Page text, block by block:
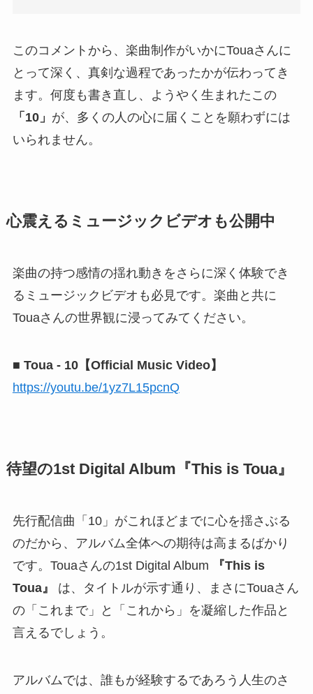
このコメントから、楽曲制作がいかにTouaさんに
とって深く、真剣な過程であったかが伝わってき
ます。何度も書き直し、ようやく生まれたこの
「10」 が、多くの人の心に届くことを願わずには
いられません。
心震えるミュージックビデオも公開中
楽曲の持つ感情の揺れ動きをさらに深く体験でき
るミュージックビデオも必見です。楽曲と共に
Touaさんの世界観に浸ってみてください。
■ Toua - 10【Official Music Video】
https://youtu.be/1yz7L15pcnQ
待望の1st Digital Album『This is Toua』
先行配信曲「10」がこれほどまでに心を揺さぶる
のだから、アルバム全体への期待は高まるばかり
です。Touaさんの1st Digital Album
『This is
Toua』
は、タイトルが示す通り、まさにTouaさん
の「これまで」と「これから」を凝縮した作品と
言えるでしょう。
アルバムでは、誰もが経験するであろう人生のさ